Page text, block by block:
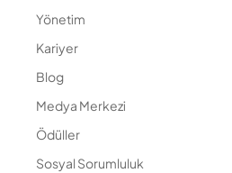
Yönetim
Kariyer
Blog
Medya Merkezi
Ödüller
Sosyal Sorumluluk